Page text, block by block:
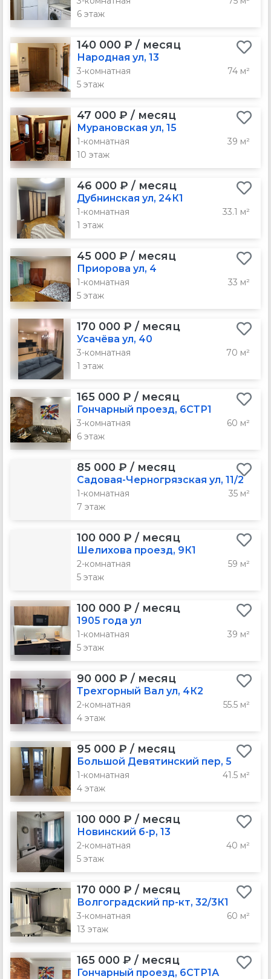
6 этаж
140 000 ₽ / месяц
Народная ул, 13
3-комнатная
74 м²
5 этаж
47 000 ₽ / месяц
Мурановская ул, 15
1-комнатная
39 м²
10 этаж
46 000 ₽ / месяц
Дубнинская ул, 24К1
1-комнатная
33.1 м²
1 этаж
45 000 ₽ / месяц
Приорова ул, 4
1-комнатная
33 м²
5 этаж
170 000 ₽ / месяц
Усачёва ул, 40
3-комнатная
70 м²
1 этаж
165 000 ₽ / месяц
Гончарный проезд, 6СТР1
3-комнатная
60 м²
6 этаж
85 000 ₽ / месяц
Садовая-Черногрязская ул, 11/2
1-комнатная
35 м²
7 этаж
100 000 ₽ / месяц
Шелихова проезд, 9К1
2-комнатная
59 м²
5 этаж
100 000 ₽ / месяц
1905 года ул
1-комнатная
39 м²
5 этаж
90 000 ₽ / месяц
Трехгорный Вал ул, 4К2
2-комнатная
55.5 м²
4 этаж
95 000 ₽ / месяц
Большой Девятинский пер, 5
1-комнатная
41.5 м²
4 этаж
100 000 ₽ / месяц
Новинский б-р, 13
2-комнатная
40 м²
5 этаж
170 000 ₽ / месяц
Волгоградский пр-кт, 32/3К1
3-комнатная
60 м²
13 этаж
165 000 ₽ / месяц
Гончарный проезд, 6СТР1А